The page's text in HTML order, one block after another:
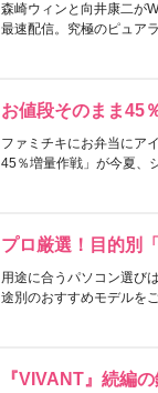
森崎ウィンと向井康二が
最速配信。究極のピュア
お値段そのまま45
ファミチキにお弁当にア
45％増量作戦」が今夏、
プロ厳選！目的別
用途に合うパソコン選び
途別のおすすめモデルを
『VIVANT』続編